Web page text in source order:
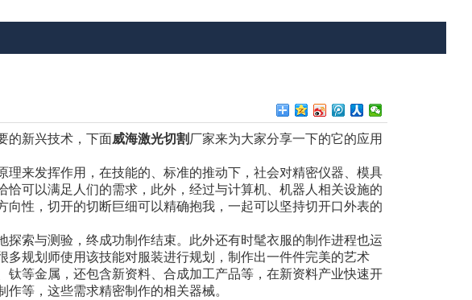
的新兴技术，下面威海激光切割厂家来为大家分享一下的它的应用
来发挥作用，在技能的、标准的推动下，社会对精密仪器、模具
可以满足人们的需求，此外，经过与计算机、机器人相关设施的
性，切开的切断巨细可以精确抱我，一起可以坚持切开口外表的
索与测验，终成功制作结束。此外还有时髦衣服的制作进程也运
规划师使用该技能对服装进行规划，制作出一件件完美的艺术
等金属，还包含新资料、合成加工产品等，在新资料产业快速开
等，这些需求精密制作的相关器械。